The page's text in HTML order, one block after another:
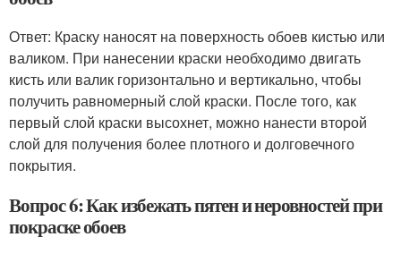
Ответ: Краску наносят на поверхность обоев кистью или
валиком. При нанесении краски необходимо двигать
кисть или валик горизонтально и вертикально, чтобы
получить равномерный слой краски. После того, как
первый слой краски высохнет, можно нанести второй
слой для получения более плотного и долговечного
покрытия.
Вопрос 6: Как избежать пятен и неровностей при
покраске обоев